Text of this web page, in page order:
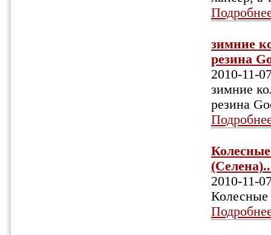
зимние
резина
2010-11-
зимние
резина
2010-11-
Колесные